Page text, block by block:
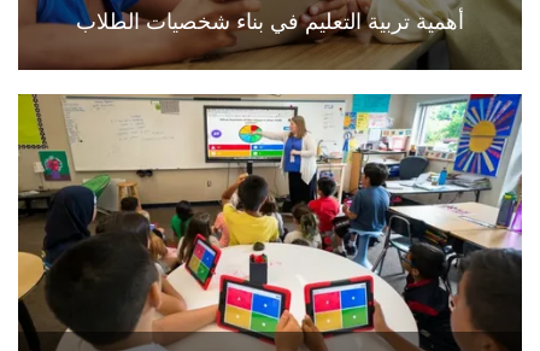
أهمية تربية التعليم في بناء شخصيات الطلاب